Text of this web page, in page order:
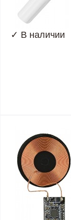
✓ В наличии